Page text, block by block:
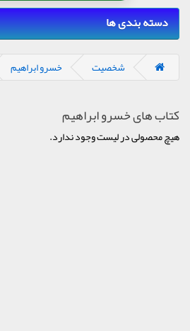
دسته بندی ها
شخصیت خسرو ابراهیم
کتاب های خسرو ابراهیم
هیچ محصولی در لیست وجود ندارد.